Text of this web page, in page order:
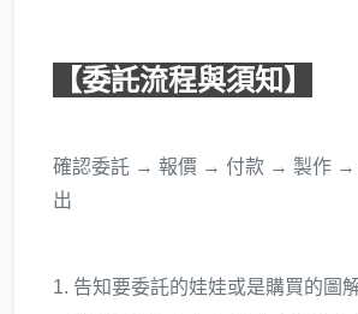
【委託流程與須知】
確認委託 → 報價 → 付款 → 製作 →
出
1. 告知要委託的娃娃或是購買的圖